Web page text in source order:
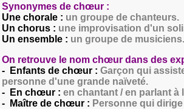
Synonymes de chœur :
Une chorale : un groupe de chanteurs.
Un chorus : une improvisation d'un
Un ensemble : un groupe de musiciens.
On retrouve le nom chœur dans des
- Enfants de chœur : Garçon qui
personne d'une grande naïveté.
- En chœur : en chantant / en parlant à
- Maître de chœur : Personne qui